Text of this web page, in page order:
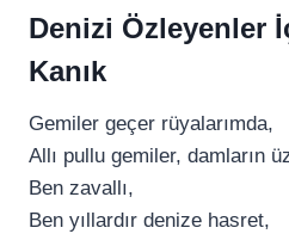
Denizi Özleyenler
Kanık
Gemiler geçer rüyalarımda,
Allı pullu gemiler, damların
Ben zavallı,
Ben yıllardır denize hasret,